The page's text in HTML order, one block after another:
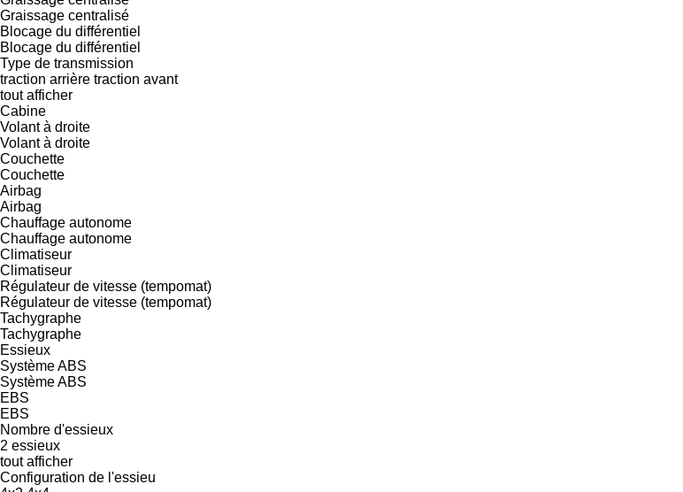
Graissage centralisé
Blocage du différentiel
Blocage du différentiel
Type de transmission
traction arrière traction avant
tout afficher
Cabine
Volant à droite
Volant à droite
Couchette
Couchette
Airbag
Airbag
Chauffage autonome
Chauffage autonome
Climatiseur
Climatiseur
Régulateur de vitesse (tempomat)
Régulateur de vitesse (tempomat)
Tachygraphe
Tachygraphe
Essieux
Système ABS
Système ABS
EBS
EBS
Nombre d'essieux
2 essieux
tout afficher
Configuration de l'essieu